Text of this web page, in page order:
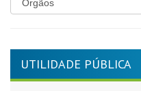
UTILIDADE PÚBLICA